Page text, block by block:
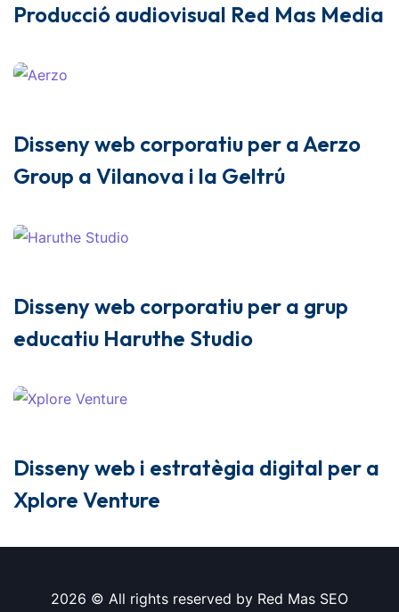
Producció audiovisual Red Mas Media
Disseny web corporatiu per a Aerzo
Group a Vilanova i la Geltrú
Disseny web corporatiu per a grup
educatiu Haruthe Studio
Disseny web i estratègia digital per a
Xplore Venture
2026 © All rights reserved by Red Mas SEO